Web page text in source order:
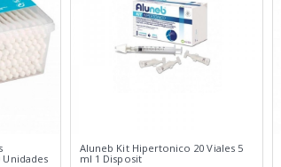
Unidades
Aluneb Kit Hipertonico 20 Viales 5
ml 1 Disposit